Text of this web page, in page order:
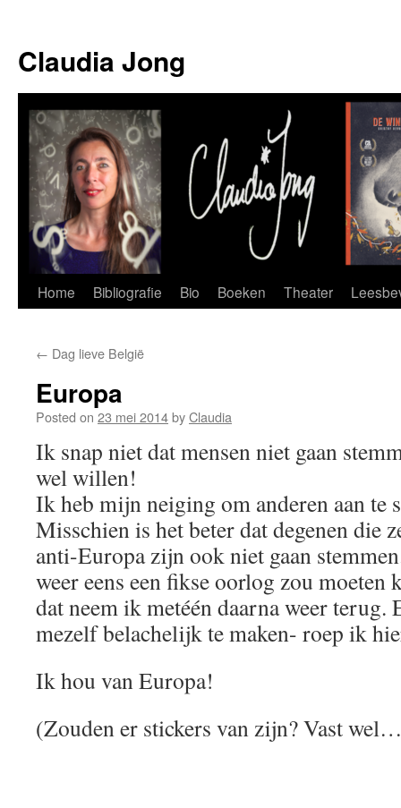
content
Claudia Jong
Home Bibliografie Bio Boeken Theater
← Dag lieve België
Europa
Posted on 23 mei 2014byClaudia
Ik snap niet dat mensen niet gaan
wel willen!
Ik heb mijn neiging om anderen aan te
Misschien is het beter dat degenen die
anti-Europa zijn ook niet gaan
weer eens een fikse oorlog zou moeten
dat neem ik metéén daarna weer terug.
mezelf belachelijk te maken- roep ik
Ik hou van Europa!
(Zouden er stickers van zijn? Vast